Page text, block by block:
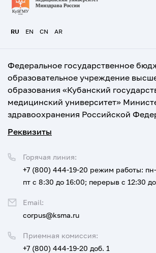
RU EN CN AR
Федеральное государственное
образовательное учреждение
образования «Кубанский
медицинский университет»
здравоохранения Российской
Реквизиты
Приемная комиссия:
+7 (800) 444-19-20 доб. 1
Горячая линия:
+7 (800) 444-19-20 режим работы:
пт с 8:30 до 16:00; перерыв с 12:30
Email:
corpus@ksma.ru